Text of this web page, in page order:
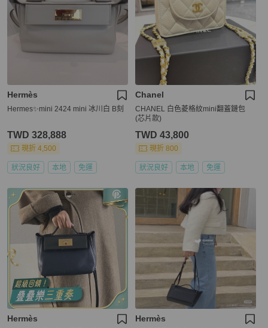
Hermès
Hermes✨mini 2424 mini 冰川白 B刻
TWD 328,888
現折 4,500
狀況良好 本地 免運
Chanel
CHANEL 白色菱格紋mini翻蓋鏈包
(芯片款)
TWD 43,800
現折 800
狀況良好 本地 免運
Hermès Hermès